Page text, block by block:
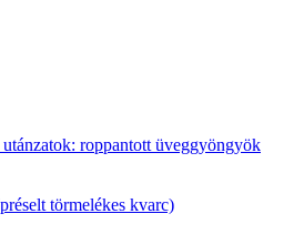
roppantott üveggyöngyök
törmelékes kvarc)